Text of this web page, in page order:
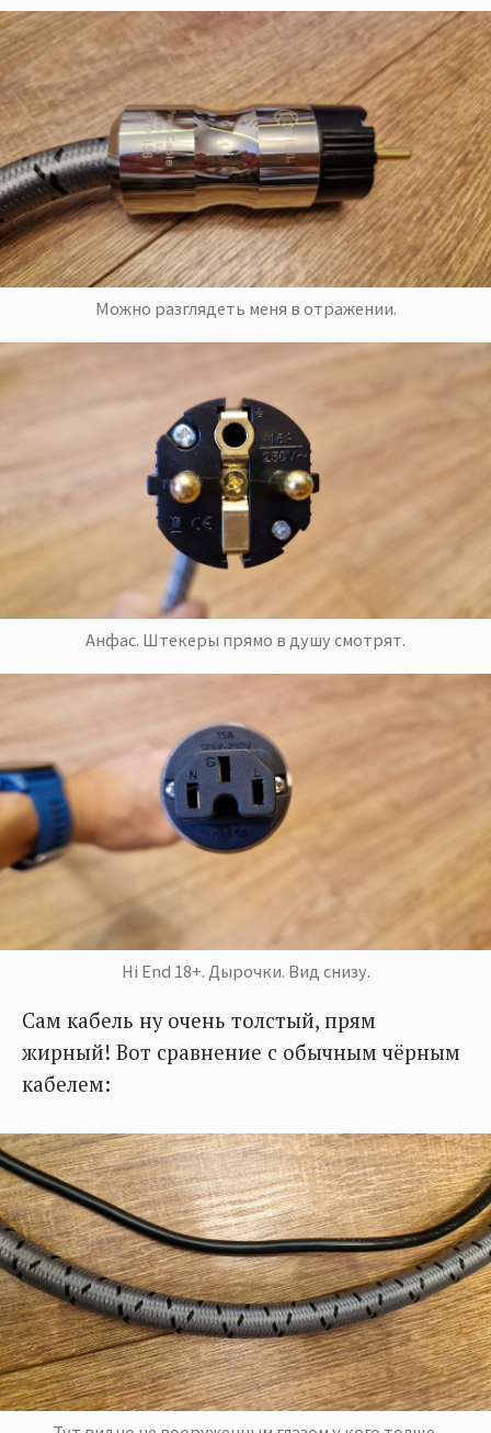
Можно разглядеть меня в отражении.
Анфас. Штекеры прямо в душу смотрят.
Hi End 18+. Дырочки. Вид снизу.
Сам кабель ну очень толстый, прям
жирный! Вот сравнение с обычным чёрным
кабелем: